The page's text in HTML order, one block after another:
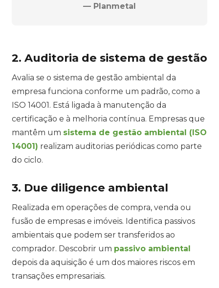
— Planmetal
2. Auditoria de sistema de gestão
Avalia se o sistema de gestão ambiental da
empresa funciona conforme um padrão, como a
ISO 14001. Está ligada à manutenção da
certificação e à melhoria contínua. Empresas que
mantêm um sistema de gestão ambiental (ISO
14001) realizam auditorias periódicas como parte
do ciclo.
3. Due diligence ambiental
Realizada em operações de compra, venda ou
fusão de empresas e imóveis. Identifica passivos
ambientais que podem ser transferidos ao
comprador. Descobrir um passivo ambiental
depois da aquisição é um dos maiores riscos em
transações empresariais.